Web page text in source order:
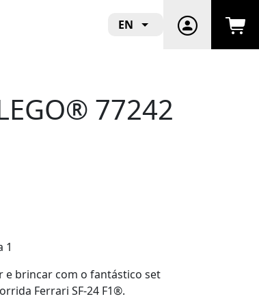
EN
77242
1
e brincar com o fantástico set
Ferrari SF-24 F1®.